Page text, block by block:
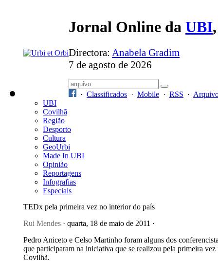
Jornal Online da UBI
Directora: Anabela Gradim
7 de agosto de 2026
· Classificados · Mobile · RSS ·
UBI
Covilhã
Região
Desporto
Cultura
GeoUrbi
Made In UBI
Opinião
Reportagens
Infografias
Especiais
TEDx pela primeira vez no interior do país
Rui Mendes · quarta, 18 de maio de 2011 ·
Pedro Aniceto e Celso Martinho foram alguns dos
que participaram na iniciativa que se realizou pela primeira vez
Covilhã.